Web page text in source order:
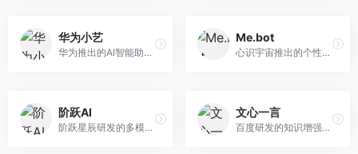
华为小艺
华为推出的AI智能助手网页端，深度整合鸿蒙生态和华为云服务。面向华为设备用户，支持语音交互、智能问答、设备控制等功能，与华为硬件生态无缝衔接。
Me.bot
心识宇宙推出的个性化AI伴侣，专注于情感交互和个人助理服务。面向个人用户，支持日程管理、情感陪伴、知识问答等功能，交互体验人性化。
阶跃AI
阶跃星辰研发的多模态大模型平台，支持文本、图像、视频的综合理解与生成。面向创作者和企业客户，提供内容创作、智能分析等服务，多模态能力突出。
文心一言
百度研发的知识增强大语言模型，深度融合百度知识图谱和搜索能力。面向中文用户，提供知识问答、文本创作、逻辑推理等服务，中文语境理解准确，知识覆盖面广。